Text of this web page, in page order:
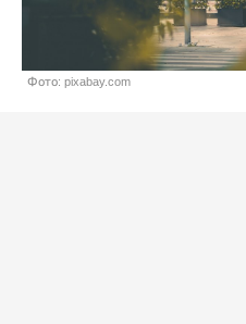
Фото: pixabay.com